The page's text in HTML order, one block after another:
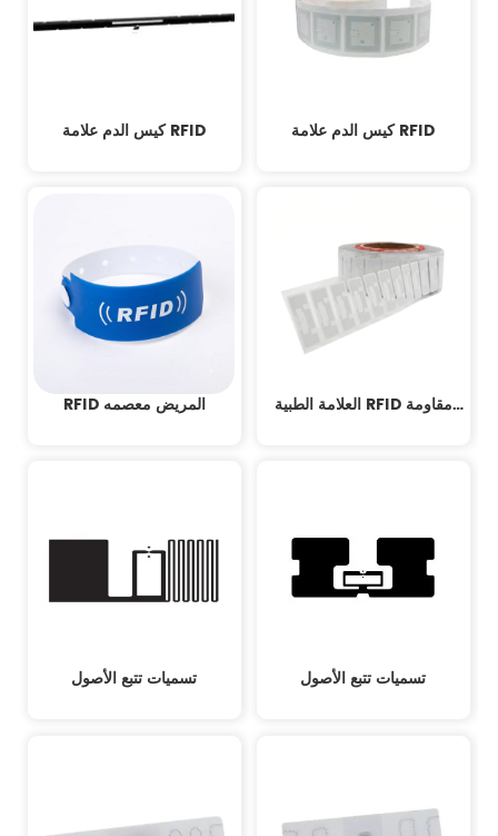
كيس الدم علامة RFID كيس الدم علامة RFID
RFID المريض معصمه
العلامة الطبية RFID مقاومة
تسميات تتبع الأصول تسميات تتبع الأصول